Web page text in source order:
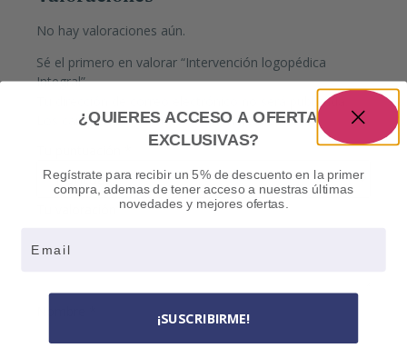
No hay valoraciones aún.
Sé el primero en valorar “Intervención logopédica
Integral”
Tu dirección de correo electrónico no será publicada.
Los campos obligatorios están marcados con*
*
¿QUIERES ACCESO A OFERTAS
EXCLUSIVAS?
Regístrate para recibir un 5% de descuento en la primer
compra, ademas de tener acceso a nuestras últimas
novedades y mejores ofertas.
¡SUSCRIBIRME!